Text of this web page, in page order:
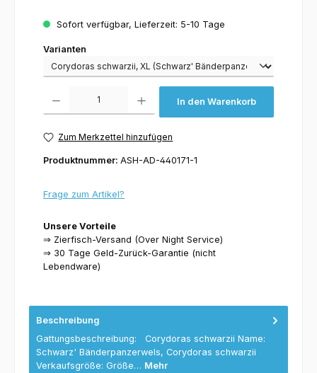
Sofort verfügbar, Lieferzeit: 5-10 Tage
Varianten
Varianten
In den Warenkorb
Zum Merkzettel hinzufügen
Produktnummer: ASH-AD-440171-1
Frage zum Artikel?
Unsere Vorteile
⇒ Zierfisch-Versand (Over Night Service)
⇒ 30 Tage Geld-Zurück-Garantie (nicht
Lebendware)
Beschreibung
Gattungsbeschreibung: Corydoras schwarzii Name:
Schwarz' Bänderpanzerwels, Corydoras schwarzii
Verkaufsgröße: Größe… Mehr